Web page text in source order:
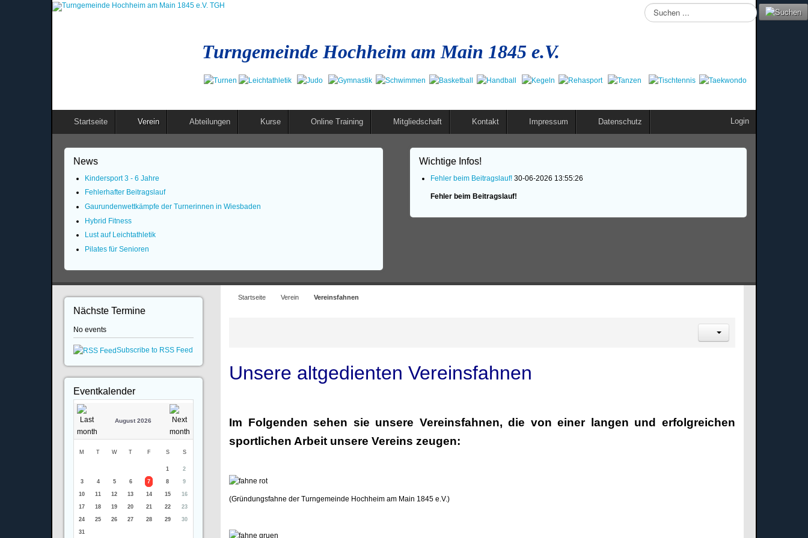
Suchen
...
Turngemeinde Hochheim am Main 1845 e.V.
Startseite Verein Abteilungen Kurse Online Training Mitgliedschaft Kontakt Impressum Datenschutz Login
News
Kindersport 3 - 6 Jahre
Fehlerhafter Beitragslauf
Gaurundenwettkämpfe der Turnerinnen in Wiesbaden
Hybrid Fitness
Lust auf Leichtathletik
Pilates für Senioren
Wichtige Infos!
Fehler beim Beitragslauf! 30-06-2026 13:55:26
Fehler beim Beitragslauf!
Startseite Verein Vereinsfahnen
Unsere altgedienten Vereinsfahnen
Im Folgenden sehen sie unsere Vereinsfahnen, die von einer langen und erfolgreichen
sportlichen Arbeit unsere Vereins zeugen:
(Gründungsfahne der Turngemeinde Hochheim am Main 1845 e.V.)
Nächste Termine
No events
Subscribe to RSS Feed
Eventkalender
August 2026
M T W T F S S
1 2
3 4 5 6 7 8 9
10 11 12 13 14 15 16
17 18 19 20 21 22 23
24 25 26 27 28 29 30
31